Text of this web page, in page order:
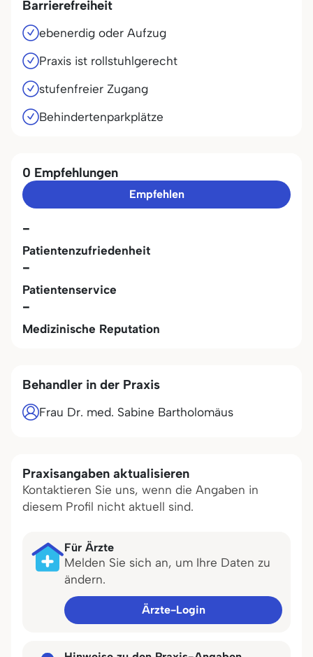
Barrierefreiheit
ebenerdig oder Aufzug
Praxis ist rollstuhlgerecht
stufenfreier Zugang
Behindertenparkplätze
0 Empfehlungen
Empfehlen
-
Patientenzufriedenheit
-
Patientenservice
-
Medizinische Reputation
Behandler in der Praxis
Frau Dr. med. Sabine Bartholomäus
Praxisangaben aktualisieren
Kontaktieren Sie uns, wenn die Angaben in
diesem Profil nicht aktuell sind.
Für Ärzte
Melden Sie sich an, um Ihre Daten zu
ändern.
Ärzte-Login